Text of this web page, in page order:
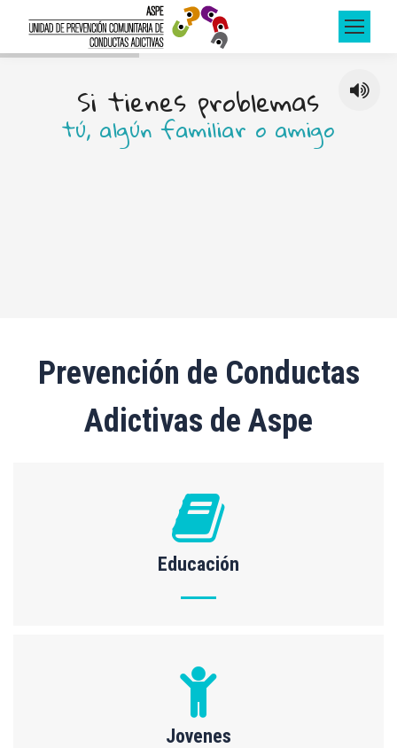
Si tienes problemas
tú, algún familiar o amigo
de rn
Prevención de Conductas
Adictivas de Aspe
Educación
Jovenes